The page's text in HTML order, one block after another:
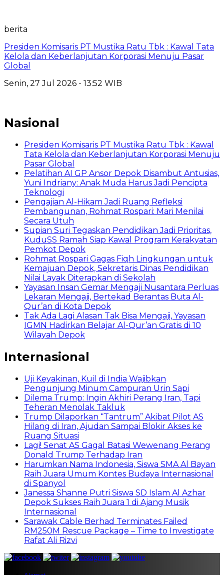
berita
Presiden Komisaris PT Mustika Ratu Tbk : Kawal Tata
Kelola dan Keberlanjutan Korporasi Menuju Pasar
Global
Senin, 27 Jul 2026 - 13:52 WIB
Nasional
Presiden Komisaris PT Mustika Ratu Tbk : Kawal
Tata Kelola dan Keberlanjutan Korporasi Menuju
Pasar Global
Pelatihan AI GP Ansor Depok Disambut Antusias,
Yuni Indriany: Anak Muda Harus Jadi Pencipta
Teknologi
Pengajian Al-Hikam Jadi Ruang Refleksi
Pembangunan, Rohmat Rospari: Mari Menilai
Secara Utuh
Supian Suri Tegaskan Pendidikan Jadi Prioritas,
KuduSS Ramah Siap Kawal Program Kerakyatan
Pemkot Depok
Rohmat Rospari Gagas Fiqh Lingkungan untuk
Kemajuan Depok, Sekretaris Dinas Pendidikan
Nilai Layak Diterapkan di Sekolah
Yayasan Insan Gemar Mengaji Nusantara Perluas
Lekaran Mengaji, Bertekad Berantas Buta Al-
Qur’an di Kota Depok
Tak Ada Lagi Alasan Tak Bisa Mengaji, Yayasan
IGMN Hadirkan Belajar Al-Qur’an Gratis di 10
Wilayah Depok
Internasional
Uji Keyakinan, Kuil di India Wajibkan
Pengunjung Minum Campuran Urin Sapi
Dilema Trump: Ingin Akhiri Perang Iran, Tapi
Teheran Menolak Takluk
Trump Dilaporkan “Tantrum” Akibat Pilot AS
Hilang di Iran, Ajudan Sampai Blokir Akses ke
Ruang Situasi
Lagi! Senat AS Gagal Batasi Wewenang Perang
Donald Trump Terhadap Iran
Harumkan Nama Indonesia, Siswa SMA Al Bayan
Raih Juara Umum Kontes Budaya Internasional
di Spanyol
Janessa Shanne Putri Siswa SD Islam Al Azhar
Depok Sukses Raih Juara 1 di Ajang Musik
Internasional
Sarawak Cable Berhad Terminates Failed
RM250M Rescue Package – Time to Investigate
Rafat Ali Rizvi